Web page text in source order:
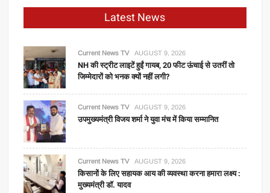
Latest News
Current News TV AUGUST 9, 2026
NH की स्ट्रीट लाइटें हुईं गायब, 20 फीट ऊंचाई से उतरीं तो
जिम्मेदारों को भनक क्यों नहीं लगी?
Current News TV AUGUST 9, 2026
उपमुख्यमंत्री विजय शर्मा ने युवा मंच में किया सम्मानित
Current News TV AUGUST 9, 2026
किसानों के लिए सहायक आय की व्यवस्था करना हमारा लक्ष्य :
मुख्यमंत्री डॉ. यादव